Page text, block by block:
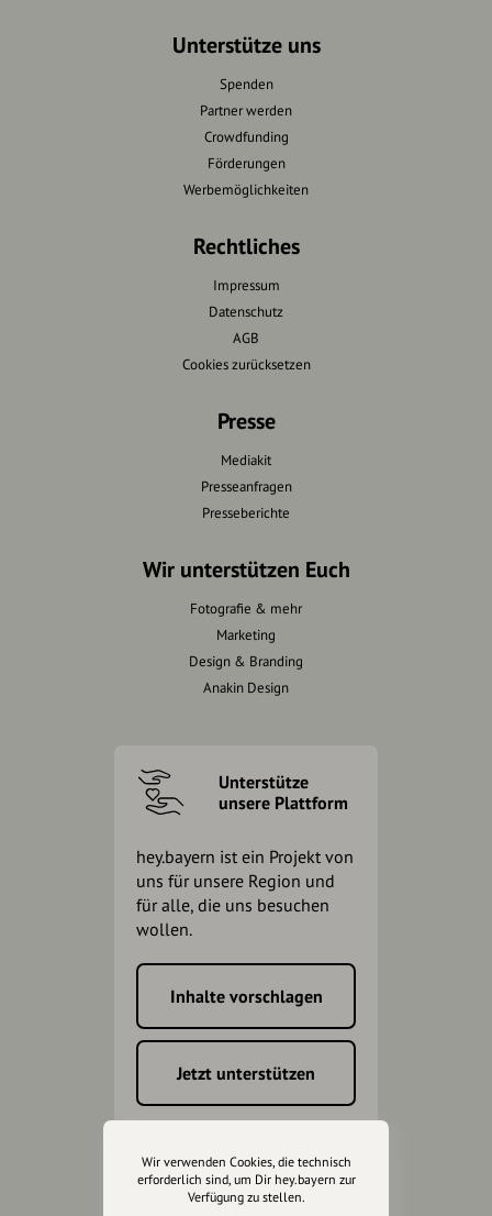
Unterstütze uns
Spenden
Partner werden
Crowdfunding
Förderungen
Werbemöglichkeiten
Rechtliches
Impressum
Datenschutz
AGB
Cookies zurücksetzen
Presse
Mediakit
Presseanfragen
Presseberichte
Wir unterstützen Euch
Fotografie & mehr
Marketing
Design & Branding
Anakin Design
Unterstütze
unsere Plattform
hey.bayern ist ein Projekt von
uns für unsere Region und
für alle, die uns besuchen
wollen.
Inhalte vorschlagen
Jetzt unterstützen
Wir verwenden Cookies, die technisch
erforderlich sind, um Dir hey.bayern zur
Verfügung zu stellen.